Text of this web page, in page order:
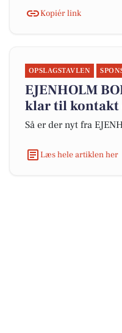
Kopiér link
OPSLAGSTAVLEN
EJENHOLM
klar til kontakt
Så er der nyt fra
Læs hele artiklen her